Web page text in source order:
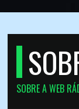
SOBRE A WEB